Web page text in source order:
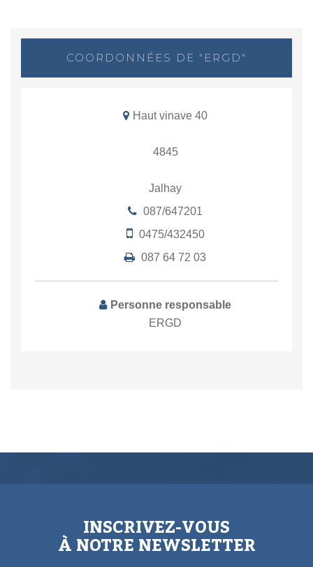
COORDONNÉES DE "ERGD"
Haut vinave 40
4845
Jalhay
087/647201
0475/432450
087 64 72 03
Personne responsable
ERGD
INSCRIVEZ-VOUS
À NOTRE NEWSLETTER